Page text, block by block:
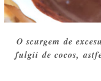
O scurgem de
fulgii de cocos,